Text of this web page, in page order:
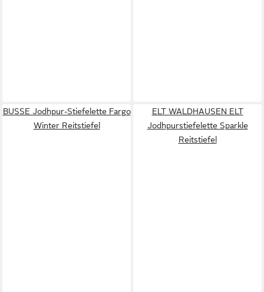
BUSSE Jodhpur-Stiefelette Fargo
Winter Reitstiefel
ELT WALDHAUSEN ELT
Jodhpurstiefelette Sparkle
Reitstiefel